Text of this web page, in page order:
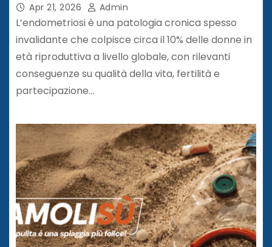
Apr 21, 2026 Admin
L’endometriosi è una patologia cronica spesso
invalidante che colpisce circa il 10% delle donne in
età riproduttiva a livello globale, con rilevanti
conseguenze su qualità della vita, fertilità e
partecipazione…